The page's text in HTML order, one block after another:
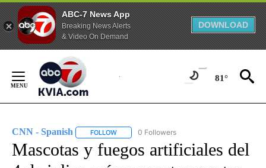
ABC-7 News App
Breaking News Alerts
& Video On Demand
DOWNLOAD
Content
81°
CNN - Spanish FOLLOW FOLLOW "CNN - SPANISH" TO RECEIVE
0 Followers
Mascotas y fuegos artificiales del